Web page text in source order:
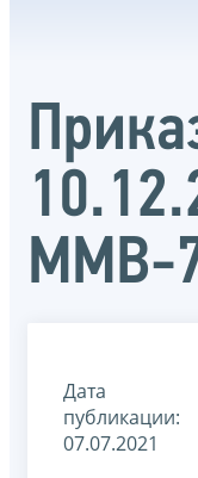
ММВ-
Дата
публикации:
07.07.2021